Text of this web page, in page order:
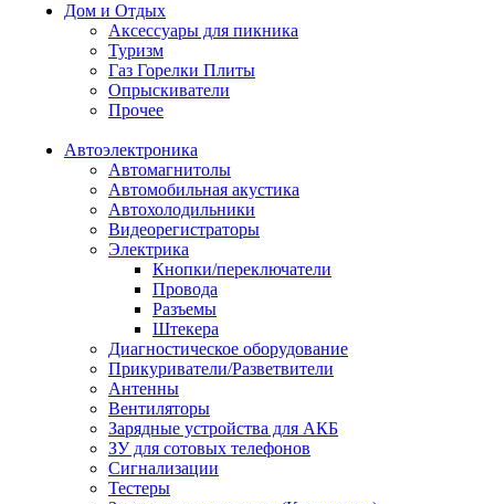
Дом и Отдых
Аксессуары для пикника
Туризм
Газ Горелки Плиты
Опрыскиватели
Прочее
Автоэлектроника
Автомагнитолы
Автомобильная акустика
Автохолодильники
Видеорегистраторы
Электрика
Кнопки/переключатели
Провода
Разъемы
Штекера
Диагностическое оборудование
Прикуриватели/Разветвители
Антенны
Вентиляторы
Зарядные устройства для АКБ
ЗУ для сотовых телефонов
Сигнализации
Тестеры